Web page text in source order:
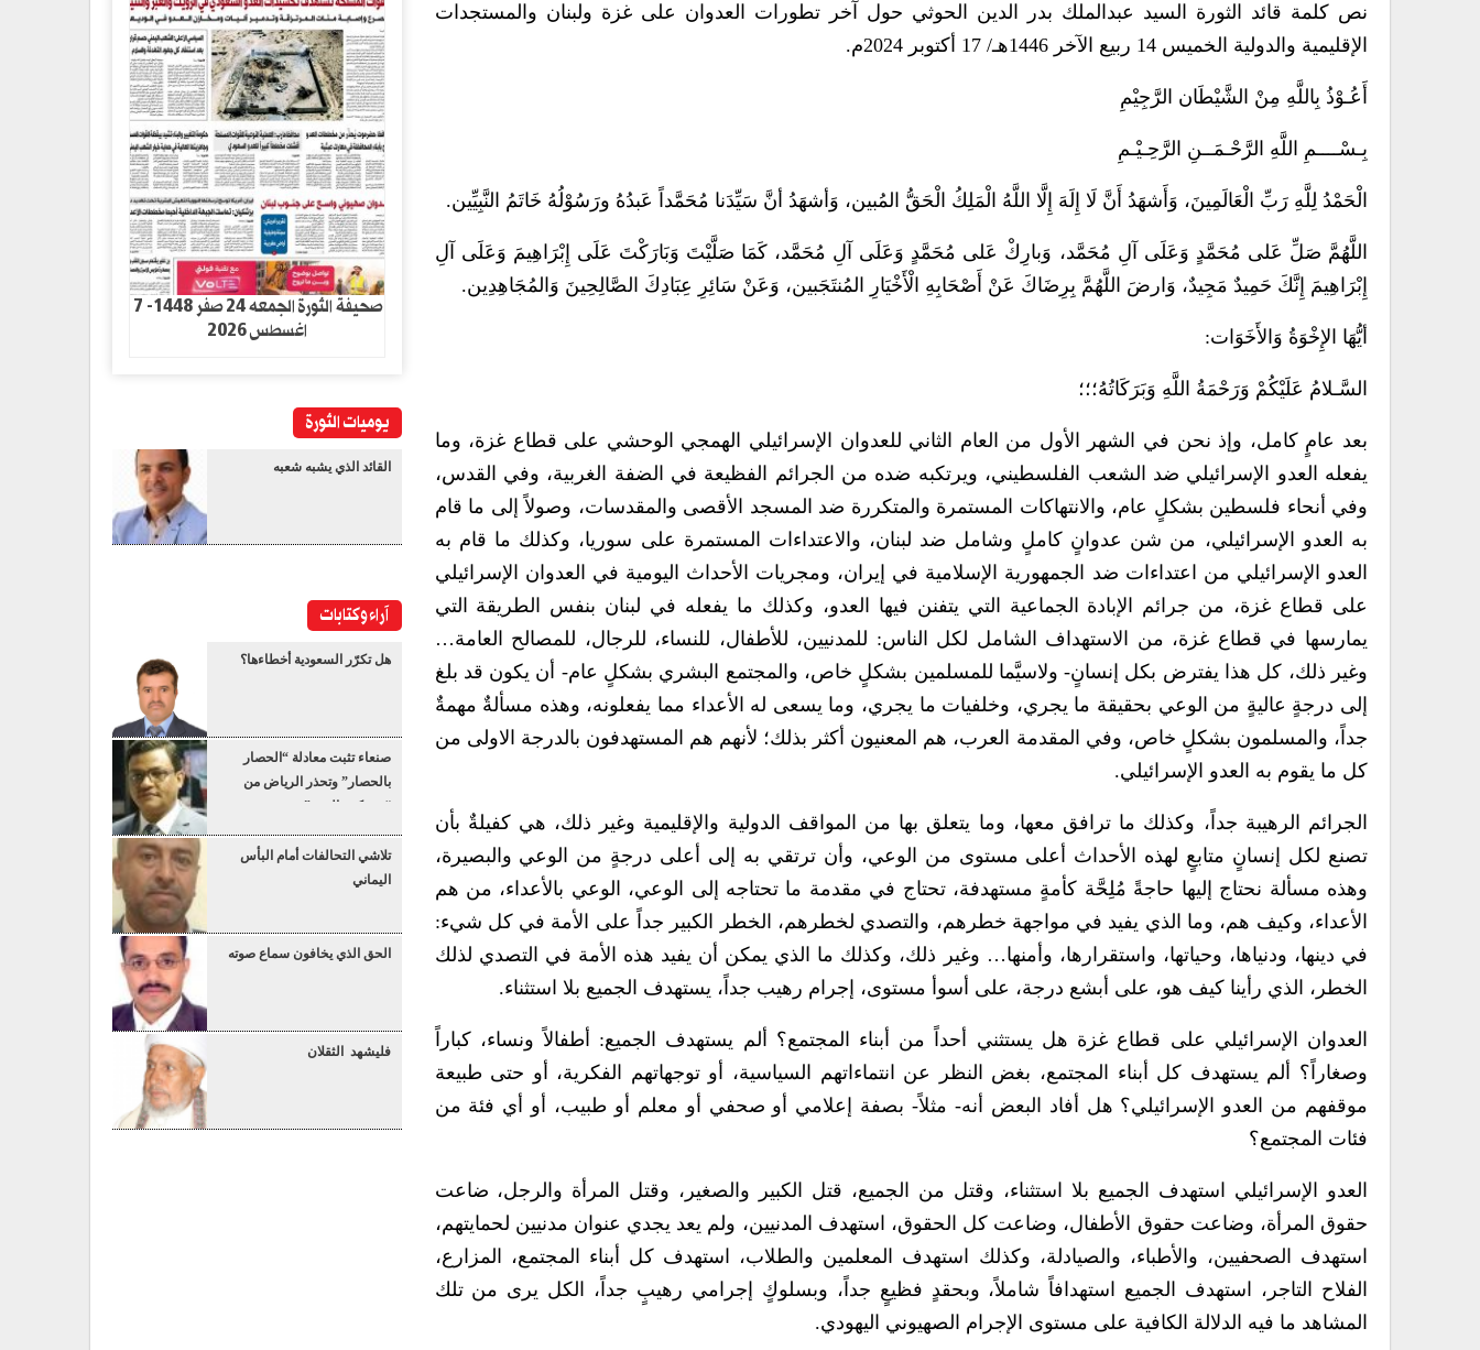
نص كلمة قائد الثورة السيد عبدالملك بدر الدين الحوثي حول آخر تطورات العدوان على غزة ولبنان والمستجدات
الإقليمية والدولية الخميس 14 ربيع الآخر 1446هـ/ 17 أكتوبر 2024م.
أَعُـوْذُ بِاللَّهِ مِنْ الشَّيْطَان الرَّجِيْمِ
بِـسْــــمِ اللَّهِ الرَّحْـمَــنِ الرَّحِـيْـمِ
الْحَمْدُ لِلَّهِ رَبِّ الْعَالَمِينَ، وَأَشهَدُ أَنَّ لَا إِلَهَ إِلَّا اللَّهُ الْمَلِكُ الْحَقُّ المُبين، وَأشهَدُ أنَّ سَيِّدَنا مُحَمَّداً عَبدُهُ ورَسُوْلُهُ خَاتَمُ النَّبِيِّين.
اللَّهُمَّ صَلِّ عَلى مُحَمَّدٍ وَعَلَى آلِ مُحَمَّد، وَبارِكْ عَلى مُحَمَّدٍ وَعَلَى آلِ مُحَمَّد، كَمَا صَلَّيْتَ وَبَارَكْتَ عَلَى إِبْرَاهِيمَ وَعَلَى آلِ
إِبْرَاهِيمَ إِنَّكَ حَمِيدٌ مَجِيدٌ، وَارضَ اللَّهُمَّ بِرِضَاكَ عَنْ أَصْحَابِهِ الْأَخْيَارِ المُنتَجَبين، وَعَنْ سَائِرِ عِبَادِكَ الصَّالِحِينَ وَالمُجَاهِدِين.
أيُّهَا الإِخْوَةُ وَالأَخَوَات:
السَّـلامُ عَلَيْكُمْ وَرَحْمَةُ اللَّهِ وَبَرَكَاتُهُ؛؛؛
بعد عامٍ كامل، وإذ نحن في الشهر الأول من العام الثاني للعدوان الإسرائيلي الهمجي الوحشي على قطاع غزة، وما
يفعله العدو الإسرائيلي ضد الشعب الفلسطيني، ويرتكبه ضده من الجرائم الفظيعة في الضفة الغربية، وفي القدس،
وفي أنحاء فلسطين بشكلٍ عام، والانتهاكات المستمرة والمتكررة ضد المسجد الأقصى والمقدسات، وصولاً إلى ما قام
به العدو الإسرائيلي، من شن عدوانٍ كاملٍ وشامل ضد لبنان، والاعتداءات المستمرة على سوريا، وكذلك ما قام به
العدو الإسرائيلي من اعتداءات ضد الجمهورية الإسلامية في إيران، ومجريات الأحداث اليومية في العدوان الإسرائيلي
على قطاع غزة، من جرائم الإبادة الجماعية التي يتفنن فيها العدو، وكذلك ما يفعله في لبنان بنفس الطريقة التي
يمارسها في قطاع غزة، من الاستهداف الشامل لكل الناس: للمدنيين، للأطفال، للنساء، للرجال، للمصالح العامة…
وغير ذلك، كل هذا يفترض بكل إنسانٍ- ولاسيَّما للمسلمين بشكلٍ خاص، والمجتمع البشري بشكلٍ عام- أن يكون قد بلغ
إلى درجةٍ عاليةٍ من الوعي بحقيقة ما يجري، وخلفيات ما يجري، وما يسعى له الأعداء مما يفعلونه، وهذه مسألةٌ مهمةٌ
جداً، والمسلمون بشكلٍ خاص، وفي المقدمة العرب، هم المعنيون أكثر بذلك؛ لأنهم هم المستهدفون بالدرجة الاولى من
كل ما يقوم به العدو الإسرائيلي.
الجرائم الرهيبة جداً، وكذلك ما ترافق معها، وما يتعلق بها من المواقف الدولية والإقليمية وغير ذلك، هي كفيلةٌ بأن
تصنع لكل إنسانٍ متابعٍ لهذه الأحداث أعلى مستوى من الوعي، وأن ترتقي به إلى أعلى درجةٍ من الوعي والبصيرة،
وهذه مسألة نحتاج إليها حاجةً مُلِحَّة كأمةٍ مستهدفة، تحتاج في مقدمة ما تحتاجه إلى الوعي، الوعي بالأعداء، من هم
الأعداء، وكيف هم، وما الذي يفيد في مواجهة خطرهم، والتصدي لخطرهم، الخطر الكبير جداً على الأمة في كل شيء:
في دينها، ودنياها، وحياتها، واستقرارها، وأمنها… وغير ذلك، وكذلك ما الذي يمكن أن يفيد هذه الأمة في التصدي لذلك
الخطر، الذي رأينا كيف هو، على أبشع درجة، على أسوأ مستوى، إجرام رهيب جداً، يستهدف الجميع بلا استثناء.
العدوان الإسرائيلي على قطاع غزة هل يستثني أحداً من أبناء المجتمع؟ ألم يستهدف الجميع: أطفالاً ونساء، كباراً
وصغاراً؟ ألم يستهدف كل أبناء المجتمع، بغض النظر عن انتماءاتهم السياسية، أو توجهاتهم الفكرية، أو حتى طبيعة
موقفهم من العدو الإسرائيلي؟ هل أفاد البعض أنه- مثلاً- بصفة إعلامي أو صحفي أو معلم أو طبيب، أو أي فئة من
فئات المجتمع؟
العدو الإسرائيلي استهدف الجميع بلا استثناء، وقتل من الجميع، قتل الكبير والصغير، وقتل المرأة والرجل، ضاعت
حقوق المرأة، وضاعت حقوق الأطفال، وضاعت كل الحقوق، استهدف المدنيين، ولم يعد يجدي عنوان مدنيين لحمايتهم،
استهدف الصحفيين، والأطباء، والصيادلة، وكذلك استهدف المعلمين والطلاب، استهدف كل أبناء المجتمع، المزارع،
الفلاح التاجر، استهدف الجميع استهدافاً شاملاً، وبحقدٍ فظيعٍ جداً، وبسلوكٍ إجرامي رهيبٍ جداً، الكل يرى من تلك
المشاهد ما فيه الدلالة الكافية على مستوى الإجرام الصهيوني اليهودي.
صحيفة الثورة الجمعه 24 صفر 1448- 7
اغسطس 2026
يوميات الثورة
القائد الذي يشبه شعبه
آراء وكتابات
هل تكرّر السعودية أخطاءها؟
صنعاء تثبت معادلة “الحصار
بالحصار” وتحذر الرياض من
“عسكرة البحر”
تلاشي التحالفات أمام البأس
اليماني
الحق الذي يخافون سماع صوته
فليشهد الثقلان